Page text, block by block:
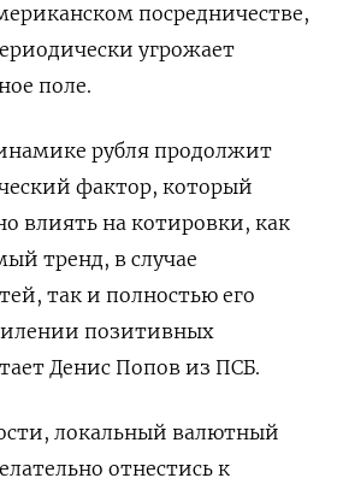
посредничестве,
угрожает
поле.
рубля продолжит
фактор, который
влиять на котировки, как
тренд, в случае
так и полностью его
позитивных
Денис Попов из ПСБ.
локальный валютный
отнестись к